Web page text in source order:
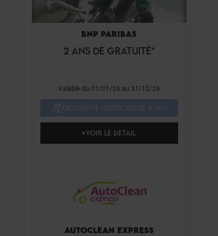
BNP PARIBAS
2 ANS DE GRATUITÉ*
Valable du 01/01/26 au 31/12/26
VOIR LE DETAIL
AUTOCLEAN EXPRESS